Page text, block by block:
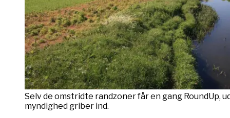
Selv de omstridte randzoner får en gang RoundUp,
myndighed griber ind.